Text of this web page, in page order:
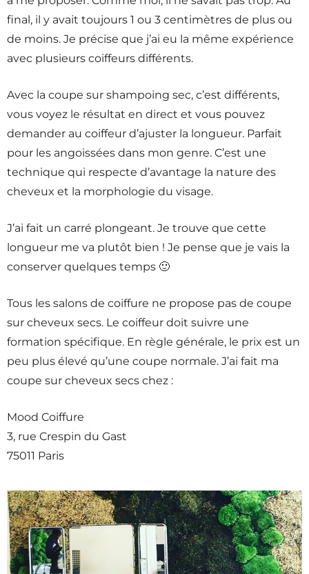
final, il y avait toujours 1 ou 3 centimètres de plus ou
de moins. Je précise que j’ai eu la même expérience
avec plusieurs coiffeurs différents.
Avec la coupe sur shampoing sec, c’est différents,
vous voyez le résultat en direct et vous pouvez
demander au coiffeur d’ajuster la longueur. Parfait
pour les angoissées dans mon genre. C’est une
technique qui respecte d’avantage la nature des
cheveux et la morphologie du visage.
J’ai fait un carré plongeant. Je trouve que cette
longueur me va plutôt bien ! Je pense que je vais la
conserver quelques temps 🙂
Tous les salons de coiffure ne propose pas de coupe
sur cheveux secs. Le coiffeur doit suivre une
formation spécifique. En règle générale, le prix est un
peu plus élevé qu’une coupe normale. J’ai fait ma
coupe sur cheveux secs chez :
Mood Coiffure
3, rue Crespin du Gast
75011 Paris